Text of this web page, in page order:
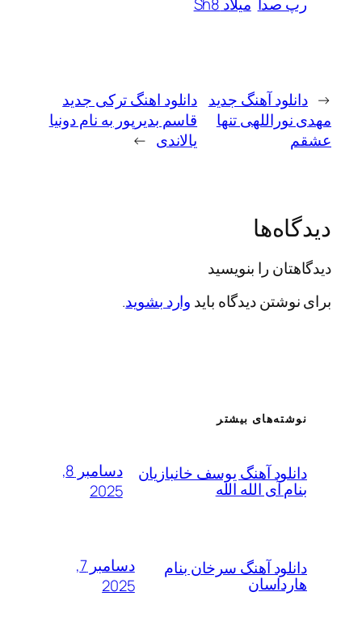
← دانلود آهنگ جدید
مهدی نوراللهی تنها
عشقم
دانلود اهنگ ترکی جدید
قاسم بدیرپور به نام دونیا
یالاندی →
دیدگاه‌ها
دیدگاهتان را بنویسید
برای نوشتن دیدگاه باید وارد بشوید.
نوشته‌های بیشتر
دانلود آهنگ یوسف خانبازیان
بنام آی الله الله
دسامبر 8,
2025
دانلود آهنگ سرخان بنام
هارداسان
دسامبر 7,
2025